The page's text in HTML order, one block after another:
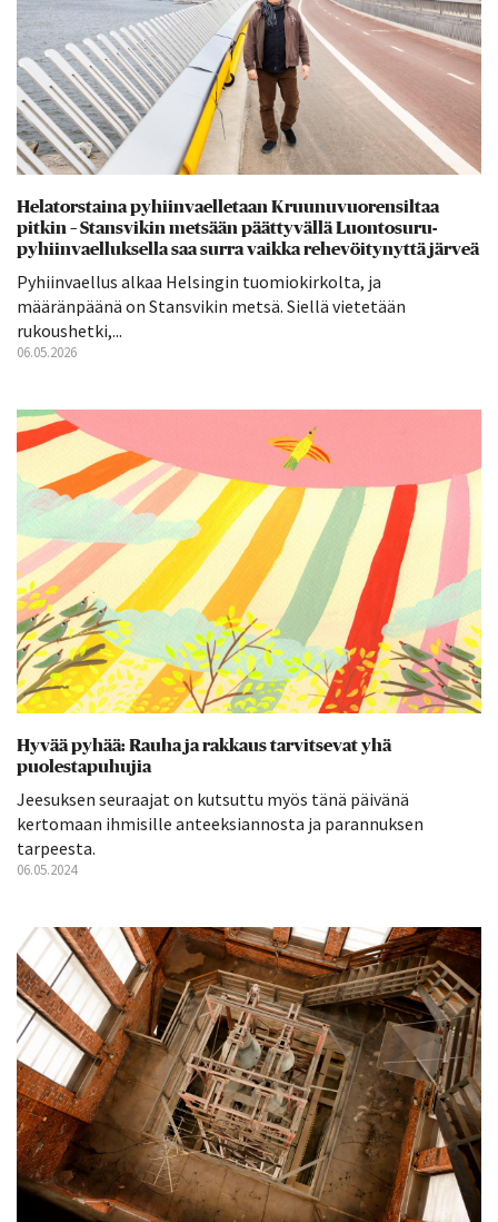
Helatorstaina pyhiin­vaelletaan Kruunu­vuoren­siltaa
pitkin – Stansvikin metsään päättyvällä Luontosuru-
pyhiinvaelluksella saa surra vaikka rehevöitynyttä järveä
Pyhiinvaellus alkaa Helsingin tuomiokirkolta, ja
määränpäänä on Stansvikin metsä. Siellä vietetään
rukoushetki,...
06.05.2026
Hyvää pyhää: Rauha ja rakkaus tarvitsevat yhä
puolestapuhujia
Jeesuksen seuraajat on kutsuttu myös tänä päivänä
kertomaan ihmisille anteeksiannosta ja parannuksen
tarpeesta.
06.05.2024